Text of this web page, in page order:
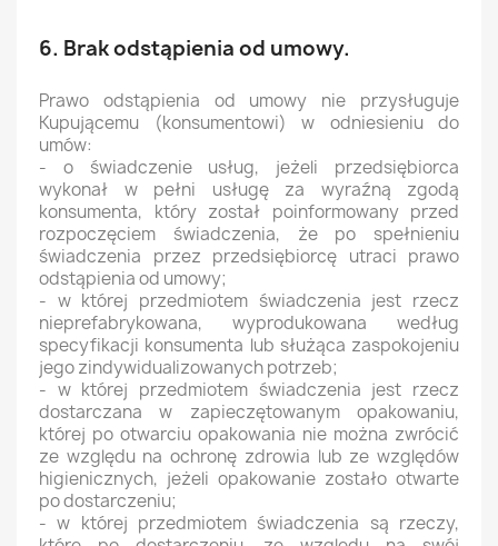
6. Brak odstąpienia od umowy.
Prawo odstąpienia od umowy nie przysługuje
Kupującemu (konsumentowi) w odniesieniu do
umów:
- o świadczenie usług, jeżeli przedsiębiorca
wykonał w pełni usługę za wyraźną zgodą
konsumenta, który został poinformowany przed
rozpoczęciem świadczenia, że po spełnieniu
świadczenia przez przedsiębiorcę utraci prawo
odstąpienia od umowy;
- w której przedmiotem świadczenia jest rzecz
nieprefabrykowana, wyprodukowana według
specyfikacji konsumenta lub służąca zaspokojeniu
jego zindywidualizowanych potrzeb;
- w której przedmiotem świadczenia jest rzecz
dostarczana w zapieczętowanym opakowaniu,
której po otwarciu opakowania nie można zwrócić
ze względu na ochronę zdrowia lub ze względów
higienicznych, jeżeli opakowanie zostało otwarte
po dostarczeniu;
- w której przedmiotem świadczenia są rzeczy,